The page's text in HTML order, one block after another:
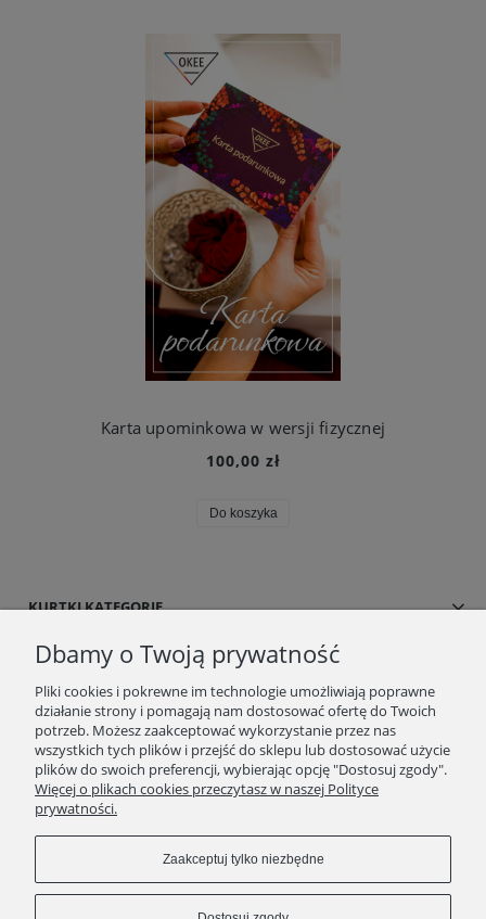
Karta upominkowa w wersji fizycznej
100,00 zł
Do koszyka
KURTKI KATEGORIE
SUKIENKI/SPÓDNICE
BLOG/NEWSY
SPRAWDŹ TO
STRONY
KONTAKT
Dbamy o Twoją prywatność
Pliki cookies i pokrewne im technologie umożliwiają poprawne
działanie strony i pomagają nam dostosować ofertę do Twoich
potrzeb. Możesz zaakceptować wykorzystanie przez nas
wszystkich tych plików i przejść do sklepu lub dostosować użycie
plików do swoich preferencji, wybierając opcję "Dostosuj zgody".
Więcej o plikach cookies przeczytasz w naszej Polityce
prywatności.
Zaakceptuj tylko niezbędne